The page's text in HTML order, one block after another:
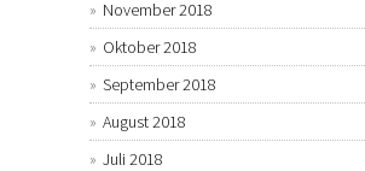
November 2018
Oktober 2018
September 2018
August 2018
Juli 2018